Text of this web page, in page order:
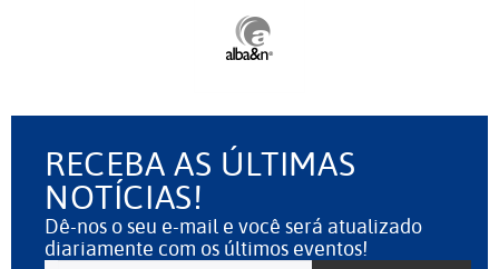
RECEBA AS ÚLTIMAS
NOTÍCIAS!
Dê-nos o seu e-mail e você será atualizado
diariamente com os últimos eventos!